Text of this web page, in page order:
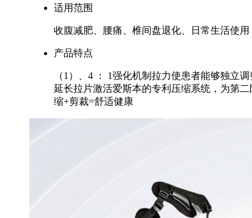
适用范围
收腹减肥、腰痛、椎间盘退化、日常生活使用
产品特点
（1）、4 ： 1强化机制拉力使患者能够独立
延长拉片激活爱斯本的专利压缩系统，为第
缩+剪裁=舒适健康